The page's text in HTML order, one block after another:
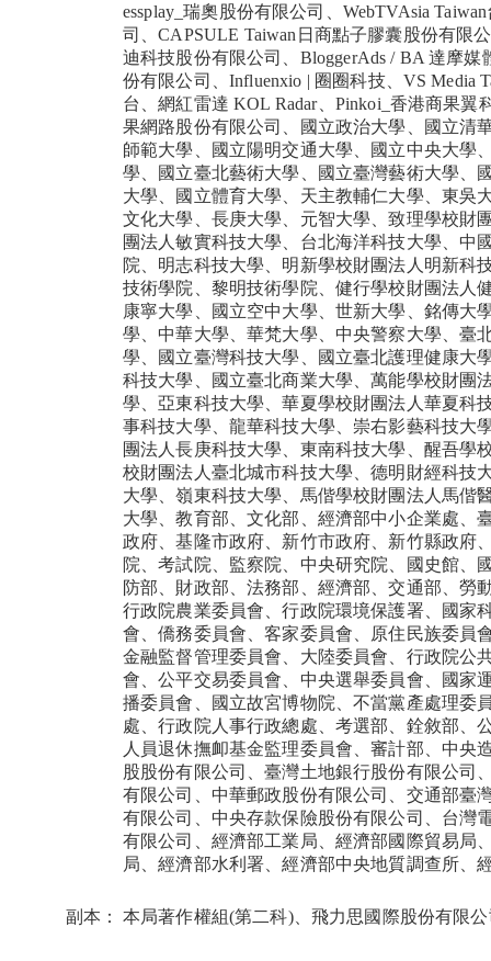
essplay_瑞奧股份有限公司、WebTVAsia
司、CAPSULE Taiwan日商點子膠囊股份有限
迪科技股份有限公司、BloggerAds / BA 達摩
份有限公司、Influenxio | 圈圈科技、VS Media
台、網紅雷達 KOL Radar、Pinkoi_香港商果
果網路股份有限公司、國立政治大學、國立清
師範大學、國立陽明交通大學、國立中央大學
學、國立臺北藝術大學、國立臺灣藝術大學、
大學、國立體育大學、天主教輔仁大學、東吳
文化大學、長庚大學、元智大學、致理學校財
團法人敏實科技大學、台北海洋科技大學、中
院、明志科技大學、明新學校財團法人明新科
技術學院、黎明技術學院、健行學校財團法人
康寧大學、國立空中大學、世新大學、銘傳大
學、中華大學、華梵大學、中央警察大學、臺
學、國立臺灣科技大學、國立臺北護理健康大
科技大學、國立臺北商業大學、萬能學校財團
學、亞東科技大學、華夏學校財團法人華夏科
事科技大學、龍華科技大學、崇右影藝科技大
團法人長庚科技大學、東南科技大學、醒吾學
校財團法人臺北城市科技大學、德明財經科技
大學、嶺東科技大學、馬偕學校財團法人馬偕
大學、教育部、文化部、經濟部中小企業處、
政府、基隆市政府、新竹市政府、新竹縣政府
院、考試院、監察院、中央研究院、國史館、
防部、財政部、法務部、經濟部、交通部、勞
行政院農業委員會、行政院環境保護署、國家
會、僑務委員會、客家委員會、原住民族委員
金融監督管理委員會、大陸委員會、行政院公
會、公平交易委員會、中央選舉委員會、國家
播委員會、國立故宮博物院、不當黨產處理委
處、行政院人事行政總處、考選部、銓敘部、
人員退休撫卹基金監理委員會、審計部、中央
股股份有限公司、臺灣土地銀行股份有限公司
有限公司、中華郵政股份有限公司、交通部臺
有限公司、中央存款保險股份有限公司、台灣
有限公司、經濟部工業局、經濟部國際貿易局
局、經濟部水利署、經濟部中央地質調查所、
副本： 本局著作權組(第二科)、飛力思國際股份有限